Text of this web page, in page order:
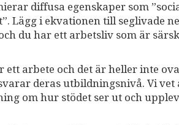
diffusa egenskaper som
Lägg i ekvationen till seglivade
du har ett arbetsliv som är
ett arbete och det är heller inte
deras utbildningsnivå. Vi
om hur stödet ser ut och